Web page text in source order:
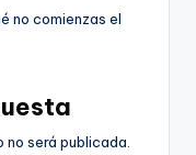
no comienzas el
será publicada.